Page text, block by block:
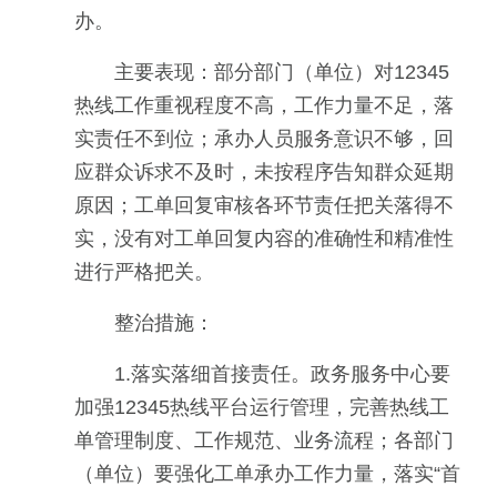
办。
主要表现：部分部门（单位）对12345
热线工作重视程度不高，工作力量不足，落
实责任不到位；承办人员服务意识不够，回
应群众诉求不及时，未按程序告知群众延期
原因；工单回复审核各环节责任把关落得不
实，没有对工单回复内容的准确性和精准性
进行严格把关。
整治措施：
1.落实落细首接责任。政务服务中心要
加强12345热线平台运行管理，完善热线工
单管理制度、工作规范、业务流程；各部门
（单位）要强化工单承办工作力量，落实“首